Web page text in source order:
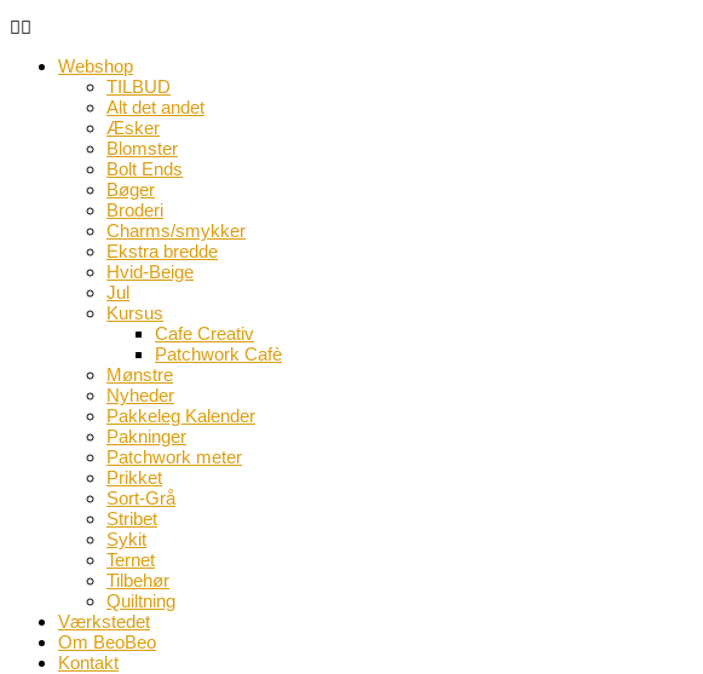
Webshop
TILBUD
Alt det andet
Æsker
Blomster
Bolt Ends
Bøger
Broderi
Charms/smykker
Ekstra bredde
Hvid-Beige
Jul
Kursus
Cafe Creativ
Patchwork Cafè
Mønstre
Nyheder
Pakkeleg Kalender
Pakninger
Patchwork meter
Prikket
Sort-Grå
Stribet
Sykit
Ternet
Tilbehør
Quiltning
Værkstedet
Om BeoBeo
Kontakt